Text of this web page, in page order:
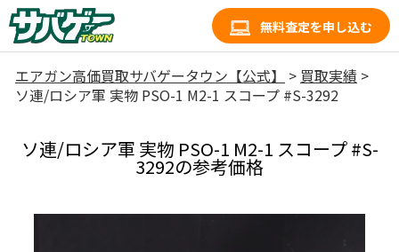
無料査定を申し込む
エアガン高価買取サバゲータウン【公式】 > 買取実績 >
ソ連/ロシア軍 実物 PSO-1 M2-1 スコープ #S-3292
ソ連/ロシア軍 実物 PSO-1 M2-1 スコープ #S-
3292の参考価格